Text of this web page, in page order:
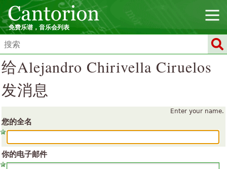
免费乐谱，音乐会列表
给Alejandro Chirivella Ciruelos
发消息
Enter your name.
您的全名
你的电子邮件